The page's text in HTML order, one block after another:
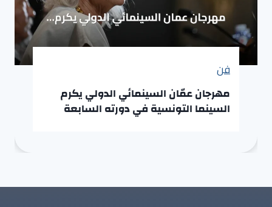
فن
مهرجان عمّان السينمائي الدولي يكرم
السينما التونسية في دورته السابعة